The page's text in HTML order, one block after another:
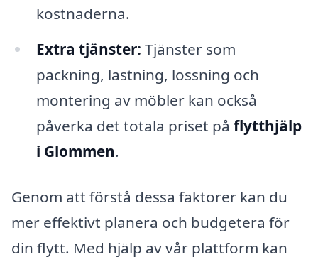
kostnaderna.
Extra tjänster: Tjänster som
packning, lastning, lossning och
montering av möbler kan också
påverka det totala priset på flytthjälp
i Glommen.
Genom att förstå dessa faktorer kan du
mer effektivt planera och budgetera för
din flytt. Med hjälp av vår plattform kan